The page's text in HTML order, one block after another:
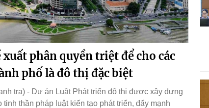
xuất phân quyền triệt để cho các
phố là đô thị đặc biệt
tra) - Dự án Luật Phát triển đô thị được xây dựng
tinh thần pháp luật kiến tạo phát triển, đẩy mạnh